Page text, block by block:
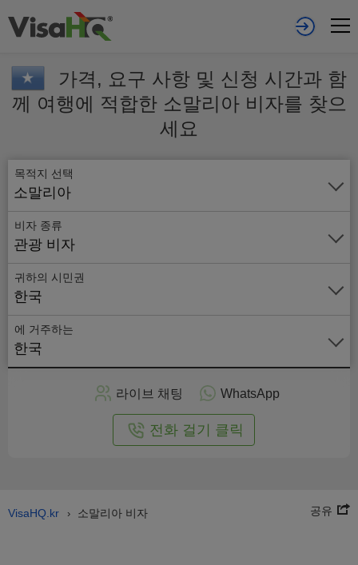
가격, 요구 사항 및 신청 시간과 함
께 여행에 적합한 소말리아 비자를 찾으
세요
목적지 선택
소말리아
비자 종류
관광 비자
귀하의 시민권
한국
에 거주하는
한국
온
라
인
라이브 채팅 WhatsApp
전화 걸기 클릭
VisaHQ.kr › 소말리아 비자 공유